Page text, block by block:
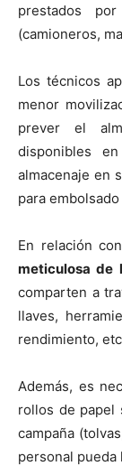
prestados
(camioneros,
Los técnicos
menor
prever el
disponibles
almacenaje en
para
En relación
meticulosa de
comparten a
llaves,
rendimiento,
Además, es
rollos de papel
campaña
personal